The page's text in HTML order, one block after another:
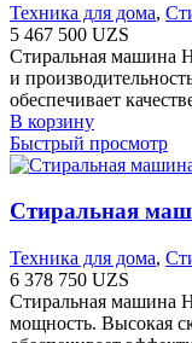
Техника для дома,
5 467 500 UZS
Стиральная машина
и
обеспечивает
В корзину
Быстрый просмотр
Стиральная
Техника для дома,
6 378 750 UZS
Стиральная машина
мощность. Высокая